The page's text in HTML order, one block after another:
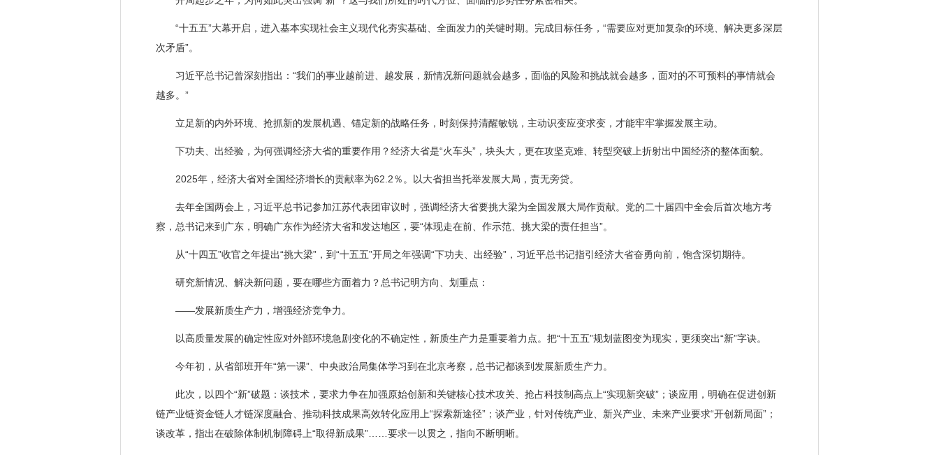
“十五五”大幕开启，进入基本实现社会主义现代化夯实基础、全面发力的关键时期。完成目标任务，“需要应对更加复杂的环境、解决更多深层
次矛盾”。
习近平总书记曾深刻指出：“我们的事业越前进、越发展，新情况新问题就会越多，面临的风险和挑战就会越多，面对的不可预料的事情就会
越多。”
立足新的内外环境、抢抓新的发展机遇、锚定新的战略任务，时刻保持清醒敏锐，主动识变应变求变，才能牢牢掌握发展主动。
下功夫、出经验，为何强调经济大省的重要作用？经济大省是“火车头”，块头大，更在攻坚克难、转型突破上折射出中国经济的整体面貌。
2025年，经济大省对全国经济增长的贡献率为62.2％。以大省担当托举发展大局，责无旁贷。
去年全国两会上，习近平总书记参加江苏代表团审议时，强调经济大省要挑大梁为全国发展大局作贡献。党的二十届四中全会后首次地方考
察，总书记来到广东，明确广东作为经济大省和发达地区，要“体现走在前、作示范、挑大梁的责任担当”。
从“十四五”收官之年提出“挑大梁”，到“十五五”开局之年强调“下功夫、出经验”，习近平总书记指引经济大省奋勇向前，饱含深切期待。
研究新情况、解决新问题，要在哪些方面着力？总书记明方向、划重点：
——发展新质生产力，增强经济竞争力。
以高质量发展的确定性应对外部环境急剧变化的不确定性，新质生产力是重要着力点。把“十五五”规划蓝图变为现实，更须突出“新”字诀。
今年初，从省部班开年“第一课”、中央政治局集体学习到在北京考察，总书记都谈到发展新质生产力。
此次，以四个“新”破题：谈技术，要求力争在加强原始创新和关键核心技术攻关、抢占科技制高点上“实现新突破”；谈应用，明确在促进创新
链产业链资金链人才链深度融合、推动科技成果高效转化应用上“探索新途径”；谈产业，针对传统产业、新兴产业、未来产业要求“开创新局面”；
谈改革，指出在破除体制机制障碍上“取得新成果”……要求一以贯之，指向不断明晰。